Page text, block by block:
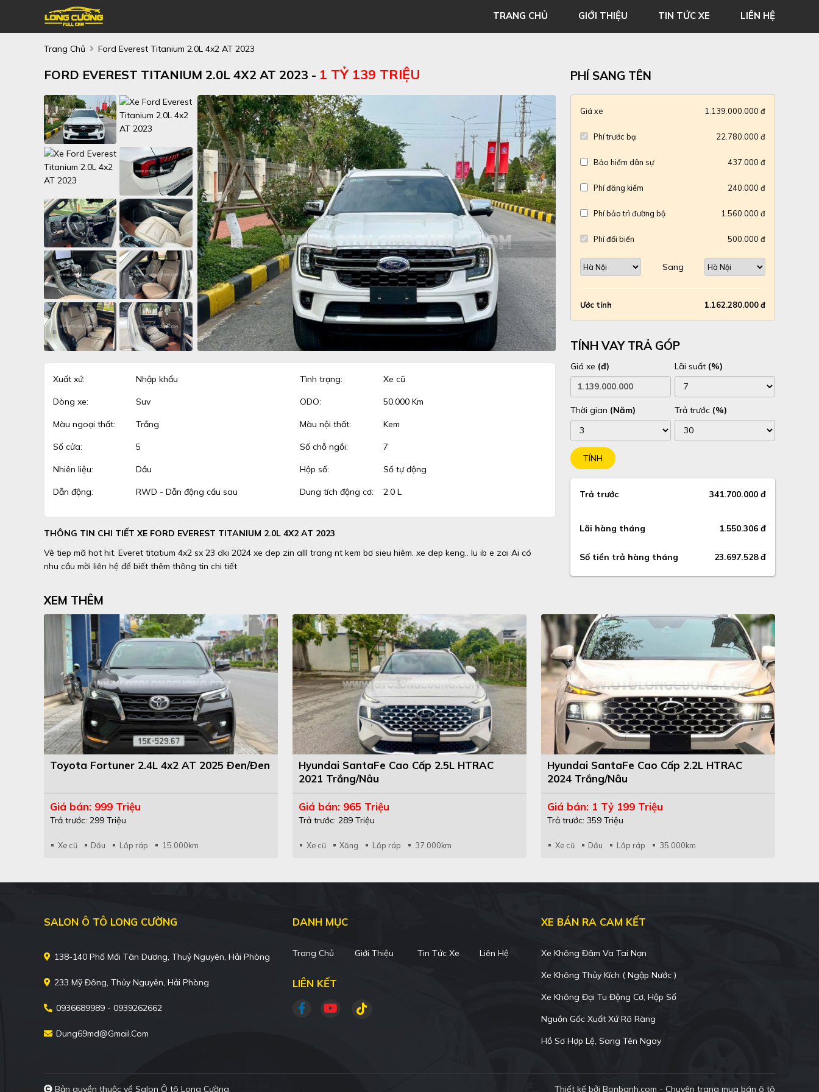
TRANG CHỦ GIỚI THIỆU TIN TỨC XE LIÊN HỆ
Trang Chủ Ford Everest Titanium 2.0L 4x2 AT 2023
FORD EVEREST TITANIUM 2.0L 4X2 AT 2023 - 1 TỶ 139 TRIỆU
Xuất xứ: Nhập khẩu Tình trạng: Xe cũ
Dòng xe: Suv ODO: 50.000 Km
Màu ngoại thất: Trắng Màu nội thất: Kem
Số cửa: 5 Số chỗ ngồi: 7
Nhiên liệu: Dầu Hộp số: Số tự động
Dẫn động: RWD - Dẫn động cầu sau Dung tích động cơ: 2.0 L
THÔNG TIN CHI TIẾT XE FORD EVEREST TITANIUM 2.0L 4X2 AT 2023
Vê tiep mã hot hit. Everet titatium 4x2 sx 23 dki 2024 xe dep zin alll trang nt kem bơ sieu hiêm. xe dep keng.. Iu ib e zai Ai có
nhu cầu mời liên hệ để biết thêm thông tin chi tiết
PHÍ SANG TÊN
Giá xe 1.139.000.000 đ
Phí trước bạ 22.780.000 đ
Bảo hiểm dân sự 437.000 đ
Phí đăng kiểm 240.000 đ
Phí bảo trì đường bộ 1.560.000 đ
Phí đổi biển 500.000 đ
Sang
Ước tính 1.162.280.000 đ
TÍNH VAY TRẢ GÓP
Giá xe (đ) Lãi suất (%)
Thời gian (Năm) Trả trước (%)
TÍNH
Trả trước 341.700.000 đ
Lãi hàng tháng 1.550.306 đ
Số tiền trả hàng tháng 23.697.528 đ
XEM THÊM
Toyota Fortuner 2.4L 4x2 AT 2025 Đen/Đen
Giá bán: 999 Triệu
Trả trước: 299 Triệu
Xe cũ Dầu Lắp ráp 15.000km
Hyundai SantaFe Cao Cấp 2.5L HTRAC
2021 Trắng/Nâu
Giá bán: 965 Triệu
Trả trước: 289 Triệu
Xe cũ Xăng Lắp ráp 37.000km
Hyundai SantaFe Cao Cấp 2.2L HTRAC
2024 Trắng/Nâu
Giá bán: 1 Tỷ 199 Triệu
Trả trước: 359 Triệu
Xe cũ Dầu Lắp ráp 35.000km
SALON Ô TÔ LONG CƯỜNG
138-140 Phố Mới Tân Dương, Thuỷ Nguyên, Hải Phòng
233 Mỹ Đông, Thủy Nguyên, Hải Phòng
0936689989 - 0939262662
Dung69md@gmail.com
DANH MỤC
Trang Chủ Giới Thiệu Tin Tức Xe Liên Hệ
LIÊN KẾT
XE BÁN RA CAM KẾT
Xe Không Đâm Va Tai Nạn
Xe Không Thủy Kích ( Ngập Nước )
Xe Không Đại Tu Động Cơ, Hộp Số
Nguồn Gốc Xuất Xứ Rõ Ràng
Hồ Sơ Hợp Lệ, Sang Tên Ngay
Bản quyền thuộc về Salon Ô tô Long Cường Thiết kế bởi Bonbanh.com - Chuyên trang mua bán ô tô